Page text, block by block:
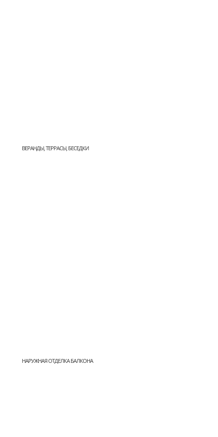
ВЕРАНДЫ, ТЕРРАСЫ, БЕСЕДКИ
НАРУЖНАЯ ОТДЕЛКА БАЛКОНА